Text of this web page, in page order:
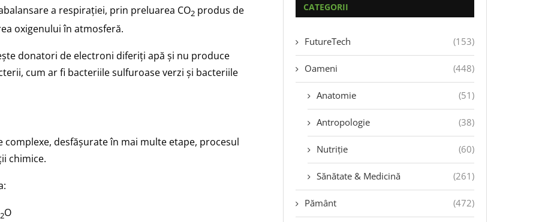
a respirației, prin preluarea CO2 produs de
oxigenului în atmosferă.
donatori de electroni diferiți apă și nu produce
cum ar fi bacteriile sulfuroase verzi și bacteriile
desfășurate în mai multe etape, procesul
chimice.
2O
CATEGORII
FutureTech (153)
Oameni (448)
Anatomie (51)
Antropologie (38)
Nutriție (60)
Sănătate & Medicină (261)
Pământ (472)